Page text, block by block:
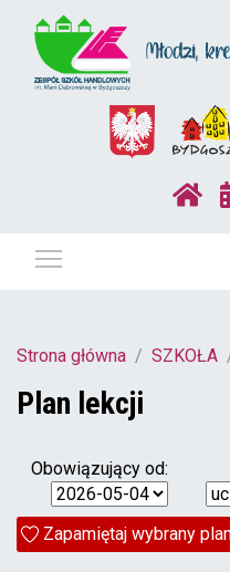
Strona główna SZKOŁA
Plan lekcji
Obowiązujący od:
Zapamiętaj wybrany